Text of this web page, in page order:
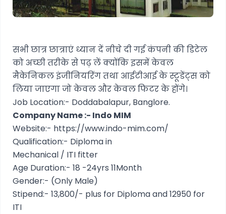
सभी छात्र छात्राएं ध्यान दें नीचे दी गई कंपनी की डिटेल
को अच्छी तरीके से पढ़ लें क्योंकि इसमें केवल
मैकेनिकल इंजीनियरिंग तथा आईटीआई के स्टूडेंट्स को
लिया जाएगा जो केवल और केवल फिटर के होंगे।
Job Location:- Doddabalapur, Banglore.
Company Name :- Indo MIM
Website:- https://www.indo-mim.com/
Qualification:- Diploma in
Mechanical / ITI fitter
Age Duration:- 18 -24yrs 11Month
Gender:- (Only Male)
Stipend:- 13,800/- plus for Diploma and 12950 for
ITI